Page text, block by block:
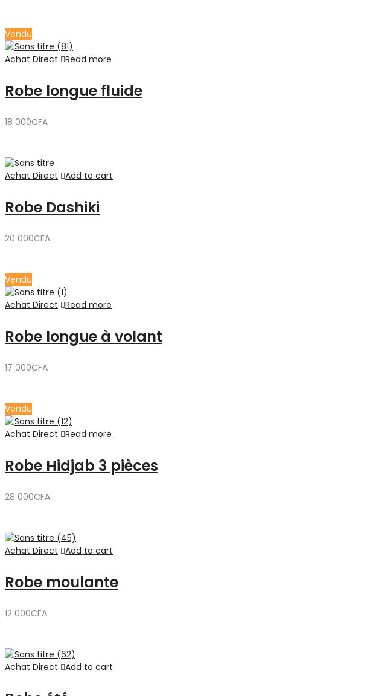
Vendu
Achat Direct Read more
Robe longue fluide
18 000CFA
Achat Direct Add to cart
Robe Dashiki
20 000CFA
Vendu
Achat Direct Read more
Robe longue à volant
17 000CFA
Vendu
Achat Direct Read more
Robe Hidjab 3 pièces
28 000CFA
Achat Direct Add to cart
Robe moulante
12 000CFA
Achat Direct Add to cart